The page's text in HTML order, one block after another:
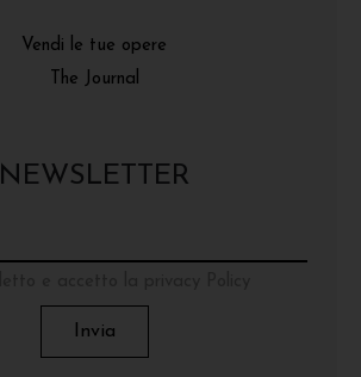
Vendi le tue opere
The Journal
NEWSLETTER